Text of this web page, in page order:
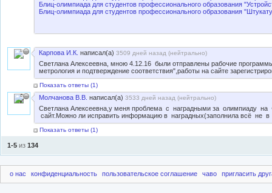
Блиц-олимпиада для студентов профессионального образования
Блиц-олимпиада для студентов профессионального образования
Карпова И.К. написал(а) 3509 дней назад (нейтрально)
Светлана Алексеевна, мною 4.12.16 были отправлены рабочие
метрология и подтверждение соответствия",работы на сайте
Показать ответы (1)
Молчанова В.В. написал(а) 3533 дней назад (нейтрально)
Светлана Алексеевна,у меня проблема с наградными за
сайт.Можно ли исправить информацию в наградных(заполнила всё не в
Показать ответы (1)
1-5 из 134
о нас конфиденциальность пользовательское соглашение чаво пригласить